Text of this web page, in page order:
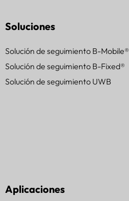
Soluciones
Solución de seguimiento B-Mobile®
Solución de seguimiento B-Fixed®
Solución de seguimiento UWB
Aplicaciones